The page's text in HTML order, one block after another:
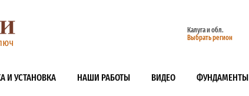
Калуга и обл.
Выбрать регион
И УСТАНОВКА НАШИ РАБОТЫ ВИДЕО ФУНДАМЕНТЫ